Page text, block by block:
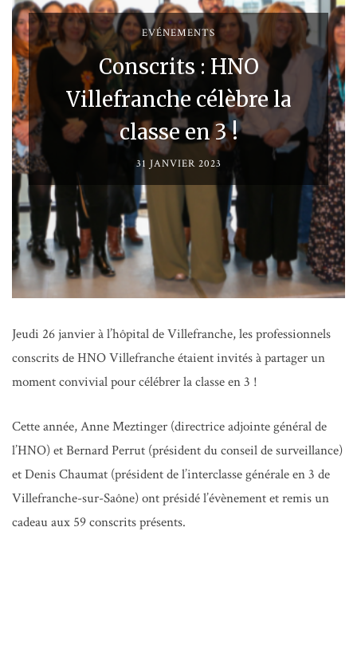
EVÉNEMENTS
Conscrits : HNO
Villefranche célèbre la
classe en 3 !
31 JANVIER 2023
Jeudi 26 janvier à l’hôpital de Villefranche, les professionnels
conscrits de HNO Villefranche étaient invités à partager un
moment convivial pour célébrer la classe en 3 !
Cette année, Anne Meztinger (directrice adjointe général de
l’HNO) et Bernard Perrut (président du conseil de surveillance)
et Denis Chaumat (président de l’interclasse générale en 3 de
Villefranche-sur-Saône) ont présidé l’évènement et remis un
cadeau aux 59 conscrits présents.